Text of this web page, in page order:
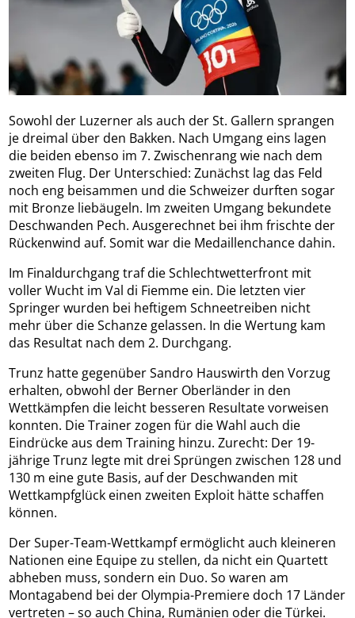
Sowohl der Luzerner als auch der St. Gallern sprangen
je dreimal über den Bakken. Nach Umgang eins lagen
die beiden ebenso im 7. Zwischenrang wie nach dem
zweiten Flug. Der Unterschied: Zunächst lag das Feld
noch eng beisammen und die Schweizer durften sogar
mit Bronze liebäugeln. Im zweiten Umgang bekundete
Deschwanden Pech. Ausgerechnet bei ihm frischte der
Rückenwind auf. Somit war die Medaillenchance dahin.
Im Finaldurchgang traf die Schlechtwetterfront mit
voller Wucht im Val di Fiemme ein. Die letzten vier
Springer wurden bei heftigem Schneetreiben nicht
mehr über die Schanze gelassen. In die Wertung kam
das Resultat nach dem 2. Durchgang.
Trunz hatte gegenüber Sandro Hauswirth den Vorzug
erhalten, obwohl der Berner Oberländer in den
Wettkämpfen die leicht besseren Resultate vorweisen
konnten. Die Trainer zogen für die Wahl auch die
Eindrücke aus dem Training hinzu. Zurecht: Der 19-
jährige Trunz legte mit drei Sprüngen zwischen 128 und
130 m eine gute Basis, auf der Deschwanden mit
Wettkampfglück einen zweiten Exploit hätte schaffen
können.
Der Super-Team-Wettkampf ermöglicht auch kleineren
Nationen eine Equipe zu stellen, da nicht ein Quartett
abheben muss, sondern ein Duo. So waren am
Montagabend bei der Olympia-Premiere doch 17 Länder
vertreten – so auch China, Rumänien oder die Türkei.